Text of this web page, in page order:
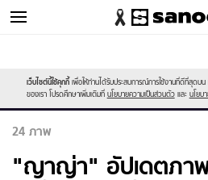
ข่าวบันเทิง
เว็บไซต์นี้ใช้คุกกี้ เพื่อให้ท่านได้รับประสบการณ์การใช้งานที่ดีที่สุดบน
ของเรา โปรดศึกษาเพิ่มเติมที่ นโยบายความเป็นส่วนตัว และ นโยบ
24 ภาพ
"ญาญ่า" อัปเดตภา